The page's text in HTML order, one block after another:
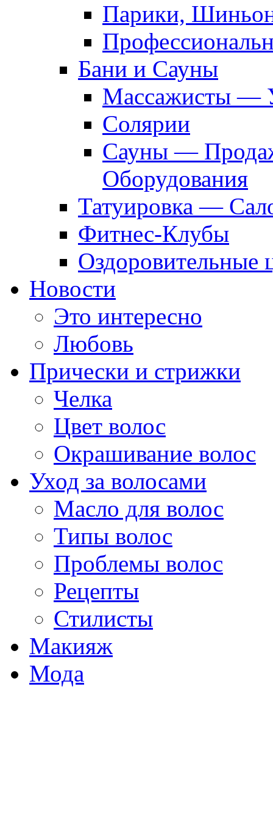
Парики,
Бани и Сауны
Массажисты —
Солярии
Сауны —
Оборудования
Татуировка —
Фитнес-Клубы
Оздоровительные
Новости
Это интересно
Любовь
Прически и стрижки
Челка
Цвет волос
Окрашивание волос
Уход за волосами
Масло для волос
Типы волос
Проблемы волос
Рецепты
Стилисты
Макияж
Мода